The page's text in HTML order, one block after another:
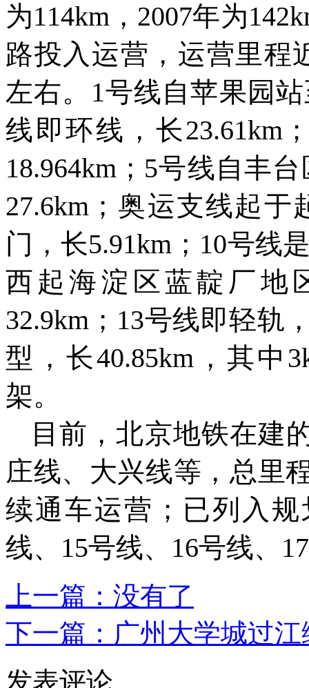
为114km ， 2007年为
路投入运营，运营里程
左右。 1号线自苹果园
线即环线，长23.61km
18.964km ； 5号线自丰
27.6km ；奥运支线起
门，长5.91km ； 10号线
西起海淀区蓝靛厂地
32.9km ； 13号线即轻轨
型，长40.85km ，其中
架。
目前，北京地铁在建
庄线、大兴线等，总里
续通车运营；已列入
线、 15号线、 16号线、 17
上一篇：没有了
下一篇： 广州大学城过
发表评论